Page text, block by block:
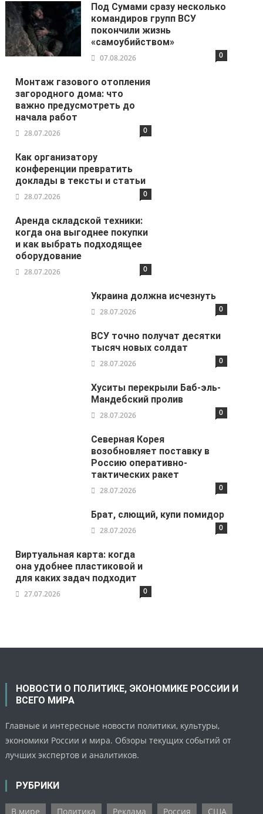
Под Сумами сразу несколько
командиров групп ВСУ
покончили жизнь
«самоубийством»
07.08.2026 0
Монтаж газового отопления
загородного дома: что
важно предусмотреть до
начала работ
28.07.2026 0
Как организатору
конференции превратить
доклады в тексты и статьи
28.07.2026 0
Аренда складской техники:
когда она выгоднее покупки
и как выбрать подходящее
оборудование
28.07.2026 0
Украина должна исчезнуть
28.07.2026 0
ВСУ точно получат десятки
тысяч новых солдат
28.07.2026 0
Хуситы перекрыли Баб-эль-
Мандебский пролив
28.07.2026 0
Северная Корея
возобновляет поставку в
Россию оперативно-
тактических ракет
28.07.2026 0
Брат, слющий, купи помидор
28.07.2026 0
Виртуальная карта: когда
она удобнее пластиковой и
для каких задач подходит
27.07.2026 0
НОВОСТИ О ПОЛИТИКЕ, ЭКОНОМИКЕ РОССИИ И
ВСЕГО МИРА
Главные и интересные новости политики, культуры,
экономики России и мира. Обзоры текущих событий от
лучших экспертов и аналитиков.
РУБРИКИ
В мире Политика Реклама Россия США